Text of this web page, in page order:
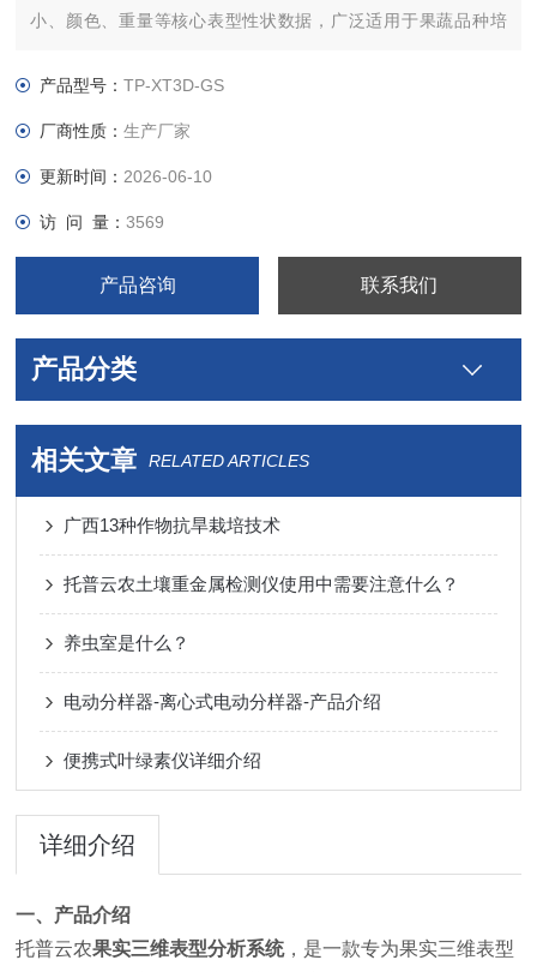
小、颜色、重量等核心表型性状数据，广泛适用于果蔬品种培
产品型号：TP-XT3D-GS
厂商性质：生产厂家
更新时间： 2026-06-10
访 问 量：3569
产品咨询 联系我们
产品分类
相关文章 RELATED ARTICLES
广西13种作物抗旱栽培技术
托普云农土壤重金属检测仪使用中需要注意什么？
养虫室是什么？
电动分样器-离心式电动分样器-产品介绍
便携式叶绿素仪详细介绍
详细介绍
一、产品介绍
托普云农果实三维表型分析系统，是一款专为果实三维表型